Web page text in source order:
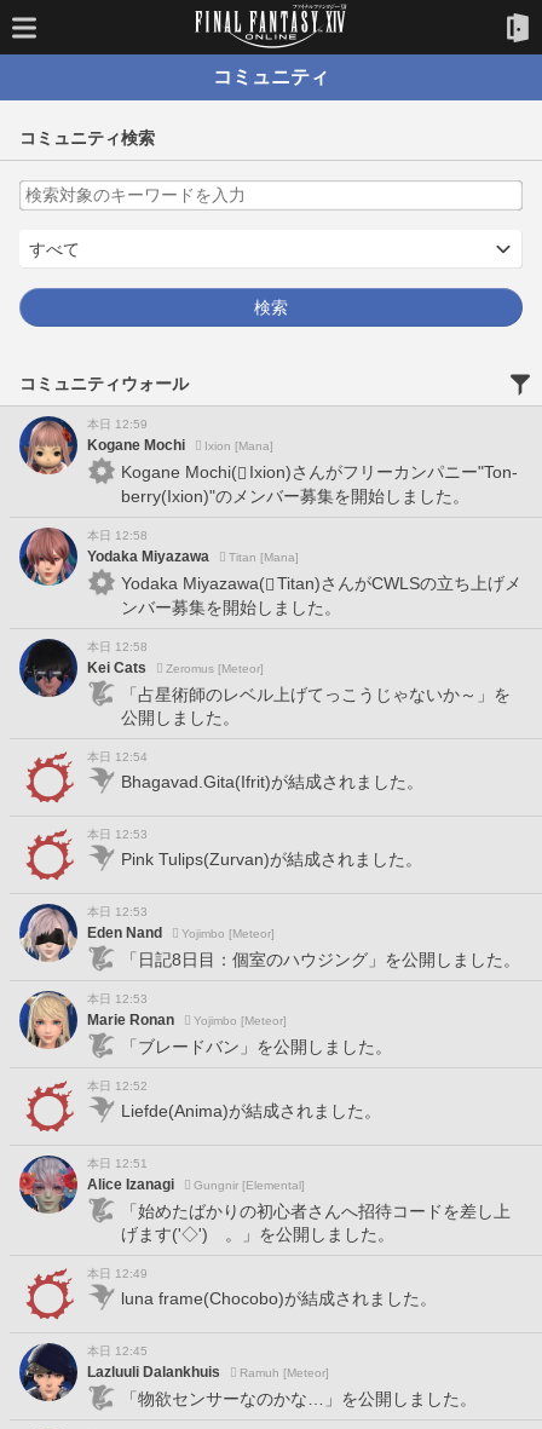
コミュニティ
コミュニティ検索
コミュニティウォール
本日 12:59
Kogane Mochi Ixion [Mana]
Kogane Mochi(
Ixion)さんがフリーカンパニー"Ton-
berry(Ixion)"のメンバー募集を開始しました。
本日 12:58
Yodaka Miyazawa Titan [Mana]
Yodaka Miyazawa(
Titan)さんがCWLSの立ち上げメ
ンバー募集を開始しました。
本日 12:58
Kei Cats Zeromus [Meteor]
「占星術師のレベル上げてっこうじゃないか～」を
公開しました。
本日 12:54
Bhagavad.Gita(Ifrit)が結成されました。
本日 12:53
Pink Tulips(Zurvan)が結成されました。
本日 12:53
Eden Nand Yojimbo [Meteor]
「日記8日目：個室のハウジング」を公開しました。
本日 12:53
Marie Ronan Yojimbo [Meteor]
「ブレードバン」を公開しました。
本日 12:52
Liefde(Anima)が結成されました。
本日 12:51
Alice Izanagi Gungnir [Elemental]
「始めたばかりの初心者さんへ招待コードを差し上
げます('◇')ゞ。」を公開しました。
本日 12:49
luna frame(Chocobo)が結成されました。
本日 12:45
Lazluuli Dalankhuis Ramuh [Meteor]
「物欲センサーなのかな…」を公開しました。